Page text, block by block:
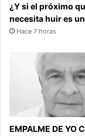
¿Y si el próximo
necesita huir es
Hace 7 horas
EMPALME DE YO